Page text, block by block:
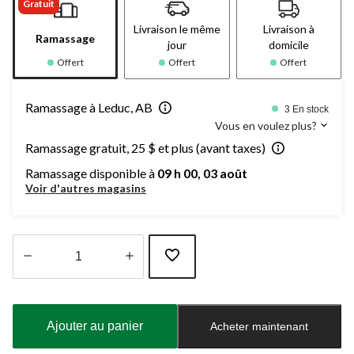
Gratuit
Ramassage
Offert
Livraison le même
jour
Offert
Livraison à
domicile
Offert
Ramassage à Leduc, AB 3 En stock
Vous en voulez plus?
Ramassage gratuit, 25 $ et plus (avant taxes)
Ramassage disponible à 09 h 00, 03 août
Voir d'autres magasins
à
Ajouter au panier Acheter maintenant